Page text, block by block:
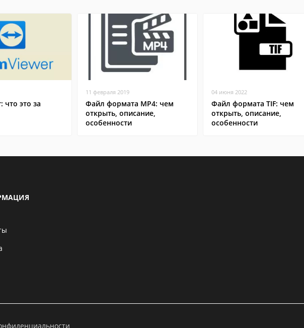
что это за
11 февраля 2019
Файл формата MP4: чем
открыть, описание,
особенности
04 июня 2022
Файл формата TIF: чем
открыть, описание,
особенности